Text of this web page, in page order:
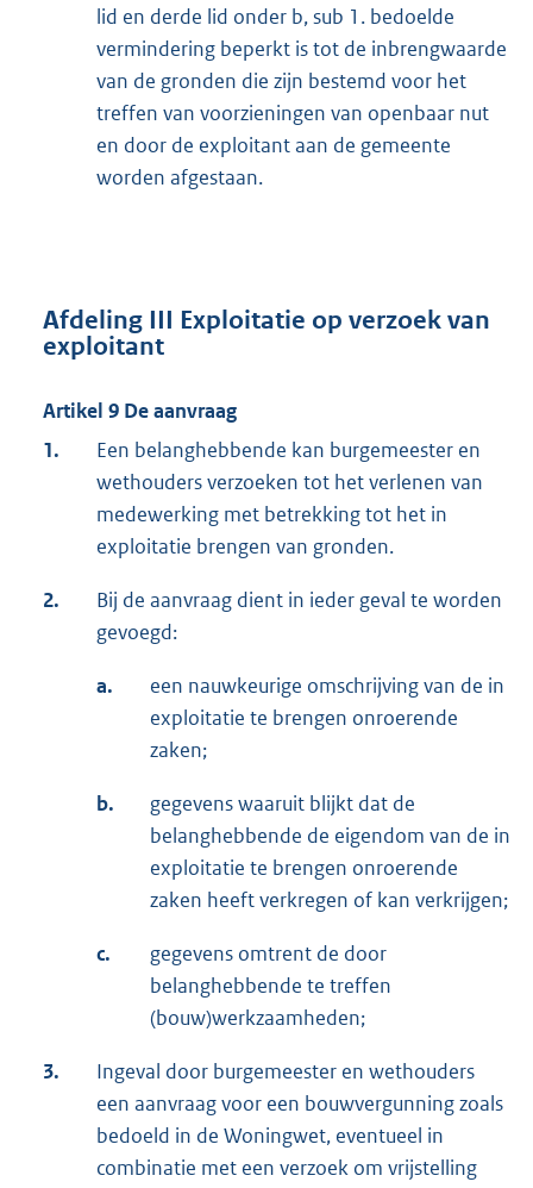
lid en derde lid onder b, sub 1. bedoelde
vermindering beperkt is tot de inbrengwaarde
van de gronden die zijn bestemd voor het
treffen van voorzieningen van openbaar nut
en door de exploitant aan de gemeente
worden afgestaan.
Afdeling III Exploitatie op verzoek van
exploitant
Artikel 9 De aanvraag
1.
Een belanghebbende kan burgemeester en
wethouders verzoeken tot het verlenen van
medewerking met betrekking tot het in
exploitatie brengen van gronden.
2.
Bij de aanvraag dient in ieder geval te worden
gevoegd:
a.
een nauwkeurige omschrijving van de in
exploitatie te brengen onroerende
zaken;
b.
gegevens waaruit blijkt dat de
belanghebbende de eigendom van de in
exploitatie te brengen onroerende
zaken heeft verkregen of kan verkrijgen;
c.
gegevens omtrent de door
belanghebbende te treffen
(bouw)werkzaamheden;
3.
Ingeval door burgemeester en wethouders
een aanvraag voor een bouwvergunning zoals
bedoeld in de Woningwet, eventueel in
combinatie met een verzoek om vrijstelling